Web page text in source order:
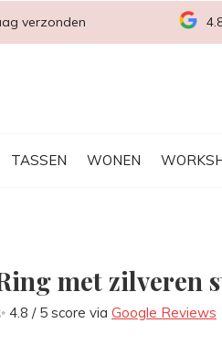
TASSEN WONEN
verzonden
met zilveren
4.8 / 5 score via Google Reviews